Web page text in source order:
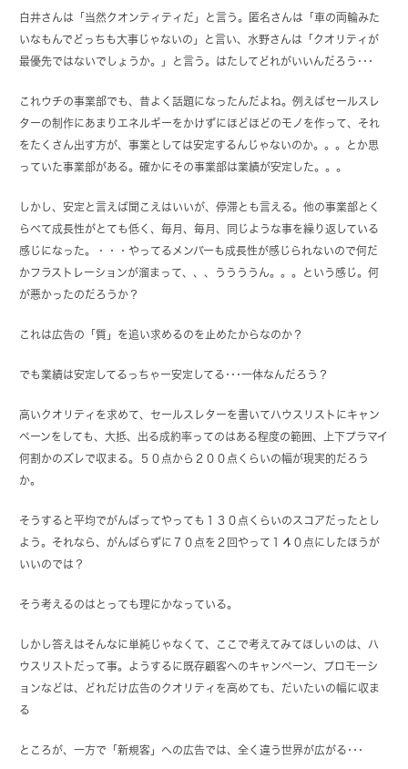
白井さんは「当然クオンティティだ」と言う。匿名さんは「車の両輪みた
いなもんでどっちも大事じゃないの」と言い、水野さんは「クオリティが
最優先ではないでしょうか。」と言う。はたしてどれがいいんだろう･･･
これウチの事業部でも、昔よく話題になったんだよね。例えばセールスレ
ターの制作にあまりエネルギーをかけずにほどほどのモノを作って、それ
をたくさん出す方が、事業としては安定するんじゃないのか。。。とか思
っていた事業部がある。確かにその事業部は業績が安定した。。。
しかし、安定と言えば聞こえはいいが、停滞とも言える。他の事業部とく
らべて成長性がとても低く、毎月、毎月、同じような事を繰り返している
感じになった。・・・やってるメンバーも成長性が感じられないので何だ
かフラストレーションが溜まって、、、ううううん。。。という感じ。何
が悪かったのだろうか？
これは広告の「質」を追い求めるのを止めたからなのか？
でも業績は安定してるっちゃー安定してる･･･一体なんだろう？
高いクオリティを求めて、セールスレターを書いてハウスリストにキャン
ペーンをしても、大抵、出る成約率ってのはある程度の範囲、上下プラマイ
何割かのズレで収まる。５０点から２００点くらいの幅が現実的だろう
か。
そうすると平均でがんばってやっても１３０点くらいのスコアだったとし
よう。それなら、がんばらずに７０点を２回やって１４０点にしたほうが
いいのでは？
そう考えるのはとっても理にかなっている。
しかし答えはそんなに単純じゃなくて、ここで考えてみてほしいのは、ハ
ウスリストだって事。ようするに既存顧客へのキャンペーン、プロモーシ
ョンなどは、どれだけ広告のクオリティを高めても、だいたいの幅に収ま
る
ところが、一方で「新規客」への広告では、全く違う世界が広がる･･･